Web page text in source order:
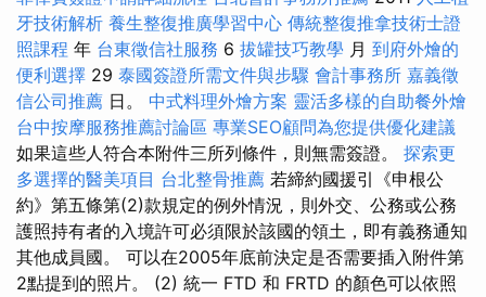
牙技術解析 養生整復推廣學習中心 傳統整復推拿技術士證
照課程 年 台東徵信社服務 6 拔罐技巧教學 月 到府外燴的
便利選擇 29 泰國簽證所需文件與步驟 會計事務所 嘉義徵
信公司推薦 日。 中式料理外燴方案 靈活多樣的自助餐外燴
台中按摩服務推薦討論區 專業SEO顧問為您提供優化建議
如果這些人符合本附件三所列條件，則無需簽證。 探索更
多選擇的醫美項目 台北整骨推薦 若締約國援引《申根公
約》第五條第(2)款規定的例外情況，則外交、公務或公務
護照持有者的入境許可必須限於該國的領土，即有義務通知
其他成員國。 可以在2005年底前決定是否需要插入附件第
2點提到的照片。 (2) 統一 FTD 和 FRTD 的顏色可以依照